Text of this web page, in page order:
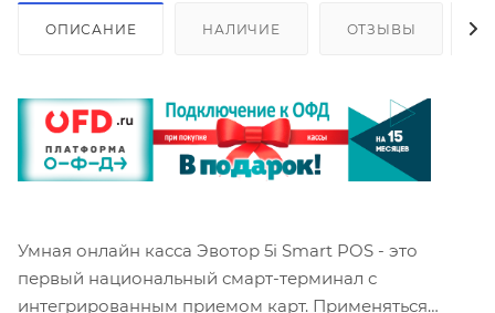
ОПИСАНИЕ НАЛИЧИЕ ОТЗЫВЫ
Умная онлайн касса Эвотор 5i Smart POS - это
первый национальный смарт-терминал с
интегрированным приемом карт. Применяться